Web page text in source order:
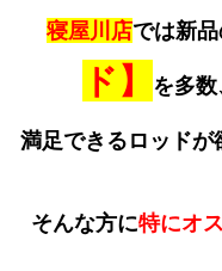
寝屋川店では新
ド】
を多数
満足できるロッド
そんな方に特にオ